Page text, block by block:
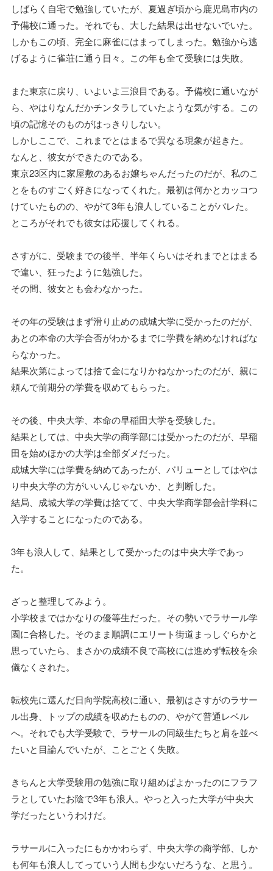
しばらく自宅で勉強していたが、夏過ぎ頃から鹿児島市内の
予備校に通った。それでも、大した結果は出せないでいた。
しかもこの頃、完全に麻雀にはまってしまった。勉強から逃
げるように雀荘に通う日々。この年も全て受験には失敗。
また東京に戻り、いよいよ三浪目である。予備校に通いなが
ら、やはりなんだかチンタラしていたような気がする。この
頃の記憶そのものがはっきりしない。
しかしここで、これまでとはまるで異なる現象が起きた。
なんと、彼女ができたのである。
東京23区内に家屋敷のあるお嬢ちゃんだったのだが、私のこ
とをものすごく好きになってくれた。最初は何かとカッコつ
けていたものの、やがて3年も浪人していることがバレた。
ところがそれでも彼女は応援してくれる。
さすがに、受験までの後半、半年くらいはそれまでとはまる
で違い、狂ったように勉強した。
その間、彼女とも会わなかった。
その年の受験はまず滑り止めの成城大学に受かったのだが、
あとの本命の大学合否がわかるまでに学費を納めなければな
らなかった。
結果次第によっては捨て金になりかねなかったのだが、親に
頼んで前期分の学費を収めてもらった。
その後、中央大学、本命の早稲田大学を受験した。
結果としては、中央大学の商学部には受かったのだが、早稲
田を始めほかの大学は全部ダメだった。
成城大学には学費を納めてあったが、バリューとしてはやは
り中央大学の方がいいんじゃないか、と判断した。
結局、成城大学の学費は捨てて、中央大学商学部会計学科に
入学することになったのである。
3年も浪人して、結果として受かったのは中央大学であっ
た。
ざっと整理してみよう。
小学校まではかなりの優等生だった。その勢いでラサール学
園に合格した。そのまま順調にエリート街道まっしぐらかと
思っていたら、まさかの成績不良で高校には進めず転校を余
儀なくされた。
転校先に選んだ日向学院高校に通い、最初はさすがのラサー
ル出身、トップの成績を収めたものの、やがて普通レベル
へ。それでも大学受験で、ラサールの同級生たちと肩を並べ
たいと目論んでいたが、ことごとく失敗。
きちんと大学受験用の勉強に取り組めばよかったのにフラフ
ラとしていたお陰で3年も浪人。やっと入った大学が中央大
学だったというわけだ。
ラサールに入ったにもかかわらず、中央大学の商学部、しか
も何年も浪人してっていう人間も少ないだろうな、と思う。